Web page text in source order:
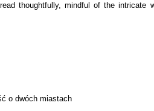
thoughtfully, mindful of the intricate
o dwóch miastach